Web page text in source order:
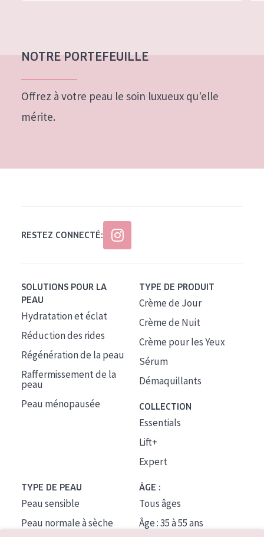
NOTRE PORTEFEUILLE
Offrez à votre peau le soin luxueux qu'elle
mérite.
RESTEZ CONNECTÉ:
SOLUTIONS POUR LA
PEAU
Hydratation et éclat
Réduction des rides
Régénération de la peau
Raffermissement de la
peau
Peau ménopausée
TYPE DE PRODUIT
Crème de Jour
Crème de Nuit
Crème pour les Yeux
Sérum
Démaquillants
COLLECTION
Essentials
Lift+
Expert
TYPE DE PEAU
Peau sensible
Peau normale à sèche
ÂGE :
Tous âges
Âge : 35 à 55 ans